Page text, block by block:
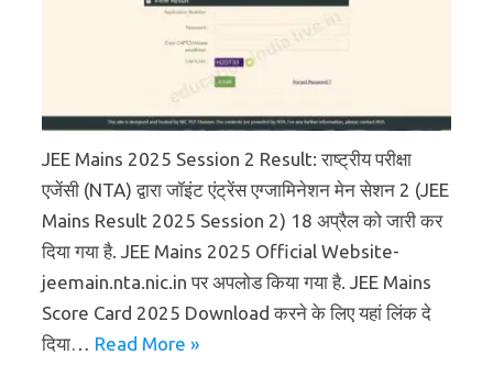
JEE Mains 2025 Session 2 Result: राष्ट्रीय परीक्षा
एजेंसी (NTA) द्वारा जॉइंट एंट्रेंस एग्जामिनेशन मेन सेशन 2 (JEE
Mains Result 2025 Session 2) 18 अप्रैल को जारी कर
दिया गया है. JEE Mains 2025 Official Website-
jeemain.nta.nic.in पर अपलोड किया गया है. JEE Mains
Score Card 2025 Download करने के लिए यहां लिंक दे
दिया… Read More »